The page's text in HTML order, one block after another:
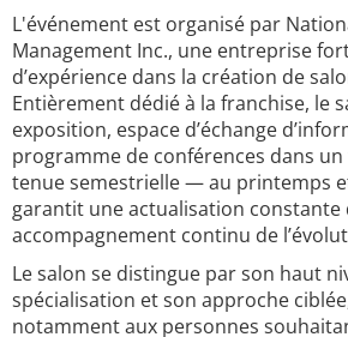
L'événement est organisé par
Management Inc., une entreprise
d’expérience dans la création de
Entièrement dédié à la franchise, le
exposition, espace d’échange
programme de conférences dans
tenue semestrielle — au printemps
garantit une actualisation constante
accompagnement continu de
Le salon se distingue par son haut
spécialisation et son approche
notamment aux personnes